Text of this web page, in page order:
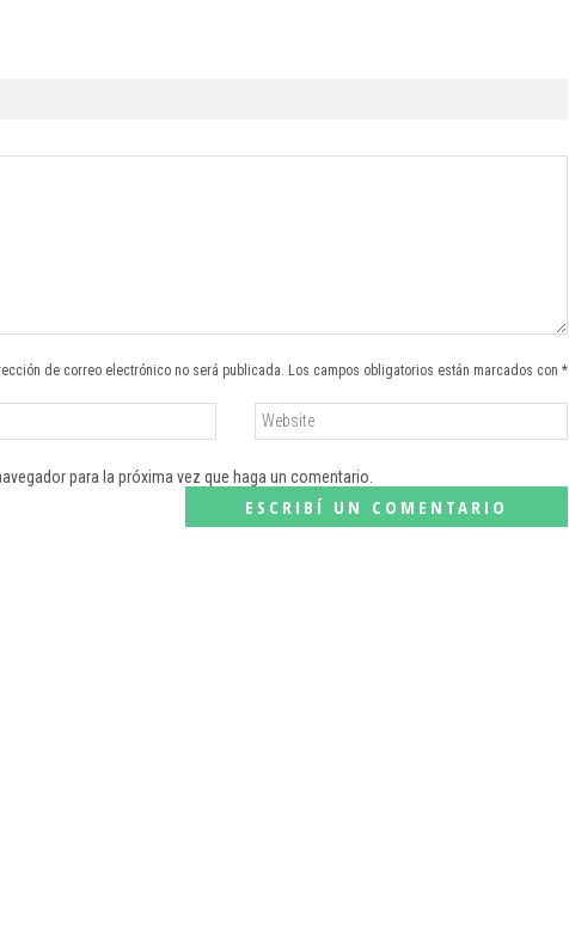
de correo electrónico no será publicada. Los campos obligatorios están marcados con *
para la próxima vez que haga un comentario.